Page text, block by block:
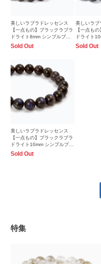
美しいラブラドレッセンス
【一点もの】ブラックラブラ
ドライト8mm シンプルブレ
スレット
Sold Out
美しいラブ
【一点も
ドライト
スレット
Sold Out
美しいラブラドレッセンス
【一点もの】ブラックラブラ
ドライト10mm シンプルブレ
スレット
Sold Out
特集